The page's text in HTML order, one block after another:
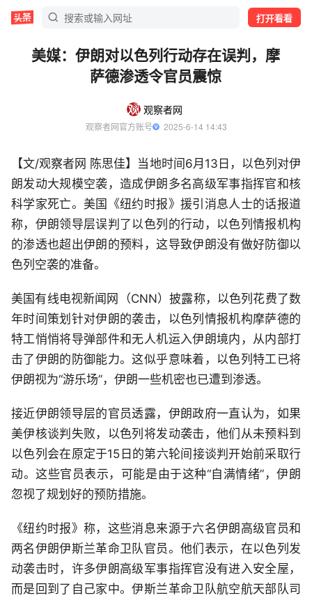
打开看看
美媒：伊朗对以色列行动存在误判，摩
萨德渗透令官员震惊
观察者网
观察者网官方账号
  2025-6-14 14:43
【文/观察者网 陈思佳】当地时间6月13日，以色列对伊
朗发动大规模空袭，造成伊朗多名高级军事指挥官和核
科学家死亡。美国《纽约时报》援引消息人士的话报道
称，伊朗领导层误判了以色列的行动，以色列情报机构
的渗透也超出伊朗的预料，这导致伊朗没有做好防御以
色列空袭的准备。
美国有线电视新闻网（CNN）披露称，以色列花费了数
年时间策划针对伊朗的袭击，以色列情报机构摩萨德的
特工悄悄将导弹部件和无人机运入伊朗境内，从内部打
击了伊朗的防御能力。这似乎意味着，以色列特工已将
伊朗视为“游乐场”，伊朗一些机密也已遭到渗透。
接近伊朗领导层的官员透露，伊朗政府一直认为，如果
美伊核谈判失败，以色列将发动袭击，他们从未预料到
以色列会在原定于15日的第六轮间接谈判开始前采取行
动。这些官员表示，可能是由于这种“自满情绪”，伊朗
忽视了规划好的预防措施。
《纽约时报》称，这些消息来源于六名伊朗高级官员和
两名伊朗伊斯兰革命卫队官员。他们表示，在以色列发
动袭击时，许多伊朗高级军事指挥官没有进入安全屋，
而是回到了自己家中。伊斯兰革命卫队航空航天部队司